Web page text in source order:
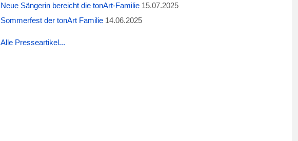
Neue Sängerin bereicht die tonArt-Familie 15.07.2025
Sommerfest der tonArt Familie 14.06.2025
Alle Presseartikel...